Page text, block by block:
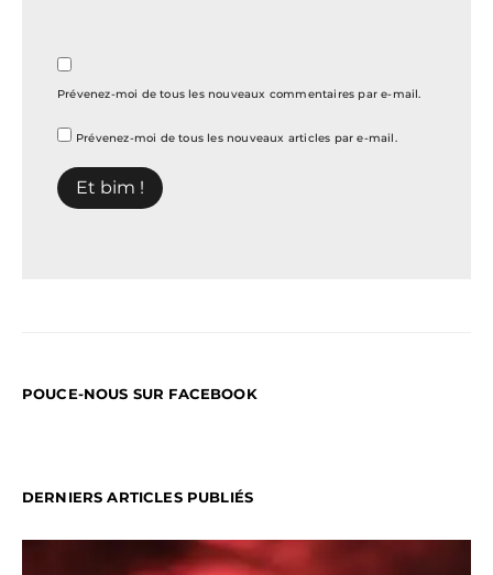
Prévenez-moi de tous les nouveaux commentaires par e-mail.
Prévenez-moi de tous les nouveaux articles par e-mail.
POUCE-NOUS SUR FACEBOOK
DERNIERS ARTICLES PUBLIÉS